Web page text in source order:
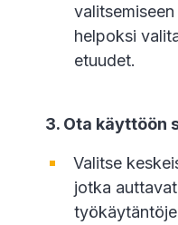
helpoksi
etuudet.
3. Ota käyttöön
Valitse
jotka